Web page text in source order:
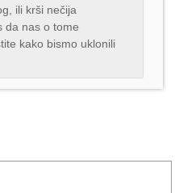
ili krši nečija
da nas o tome
kako bismo uklonili